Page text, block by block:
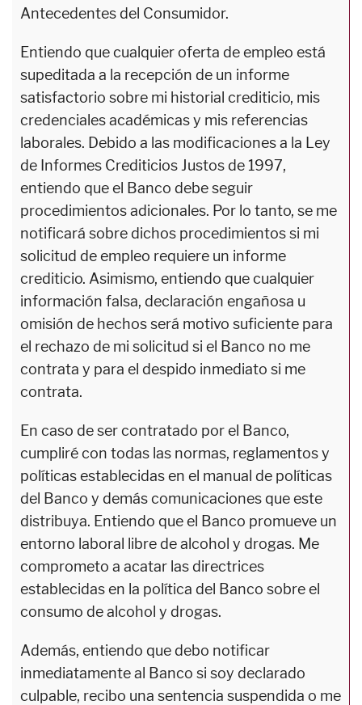
Antecedentes del Consumidor.
Entiendo que cualquier oferta de empleo está
supeditada a la recepción de un informe
satisfactorio sobre mi historial crediticio, mis
credenciales académicas y mis referencias
laborales. Debido a las modificaciones a la Ley
de Informes Crediticios Justos de 1997,
entiendo que el Banco debe seguir
procedimientos adicionales. Por lo tanto, se me
notificará sobre dichos procedimientos si mi
solicitud de empleo requiere un informe
crediticio. Asimismo, entiendo que cualquier
información falsa, declaración engañosa u
omisión de hechos será motivo suficiente para
el rechazo de mi solicitud si el Banco no me
contrata y para el despido inmediato si me
contrata.
En caso de ser contratado por el Banco,
cumpliré con todas las normas, reglamentos y
políticas establecidas en el manual de políticas
del Banco y demás comunicaciones que este
distribuya. Entiendo que el Banco promueve un
entorno laboral libre de alcohol y drogas. Me
comprometo a acatar las directrices
establecidas en la política del Banco sobre el
consumo de alcohol y drogas.
Además, entiendo que debo notificar
inmediatamente al Banco si soy declarado
culpable, recibo una sentencia suspendida o me